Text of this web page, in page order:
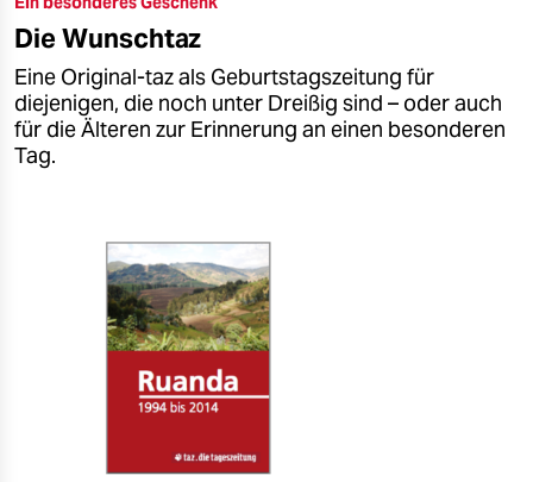
epaper login
Die Wunschtaz
Eine Original-taz als Geburtstagszeitung für
diejenigen, die noch unter Dreißig sind – oder auch
für die Älteren zur Erinnerung an einen besonderen
Tag.